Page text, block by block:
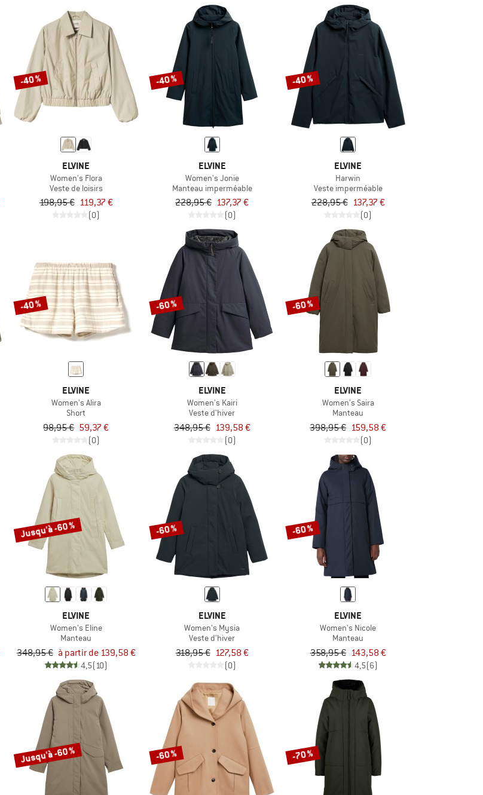
-40 %
ELVINE
Women's Flora
Veste de loisirs
198,95 € 119,37 €
(0)
-40 %
ELVINE
Women's Jonie
Manteau imperméable
228,95 € 137,37 €
(0)
-40 %
ELVINE
Harwin
Veste imperméable
228,95 € 137,37 €
(0)
-40 %
ELVINE
Women's Alira
Short
98,95 € 59,37 €
(0)
-60 %
ELVINE
Women's Kairi
Veste d'hiver
348,95 € 139,58 €
(0)
-60 %
ELVINE
Women's Saira
Manteau
398,95 € 159,58 €
(0)
Jusqu'à -60 %
ELVINE
Women's Eline
Manteau
348,95 € à partir de 139,58 €
4,5(10)
-60 %
ELVINE
Women's Mysia
Veste d'hiver
318,95 € 127,58 €
(0)
-60 %
ELVINE
Women's Nicole
Manteau
358,95 € 143,58 €
4,5(6)
Jusqu'à -60 % -60 % -70 %